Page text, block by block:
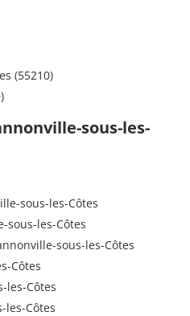
(55210)
sous-les-
sous-les-Côtes
sous-les-Côtes
sous-les-Côtes
Côtes
les-Côtes
les-Côtes